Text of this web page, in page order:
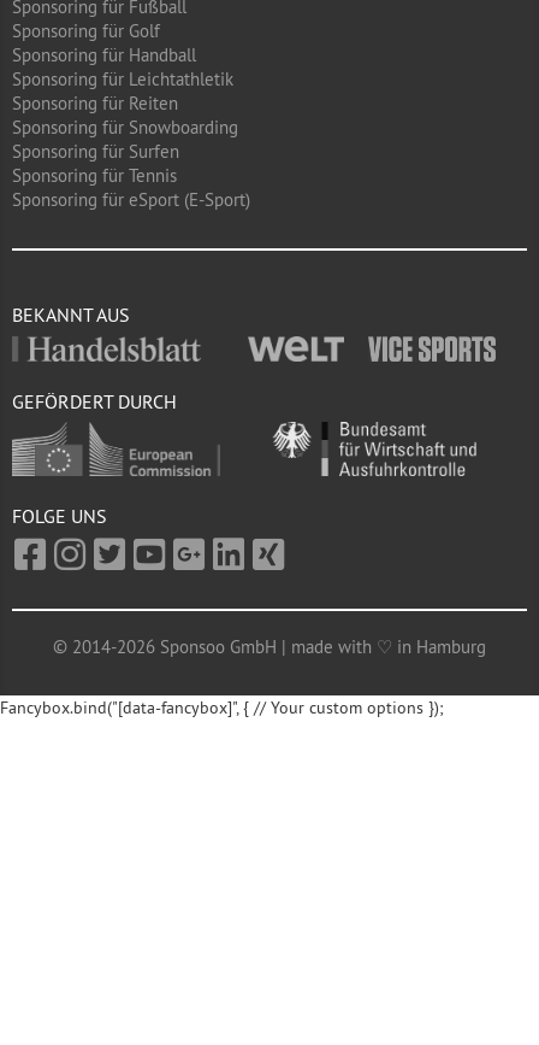
Sponsoring für Fußball
Sponsoring für Golf
Sponsoring für Handball
Sponsoring für Leichtathletik
Sponsoring für Reiten
Sponsoring für Snowboarding
Sponsoring für Surfen
Sponsoring für Tennis
Sponsoring für eSport (E-Sport)
BEKANNT AUS
GEFÖRDERT DURCH
FOLGE UNS
© 2014-2026 Sponsoo GmbH | made with ♡ in Hamburg
Fancybox.bind("[data-fancybox]", { // Your custom options });